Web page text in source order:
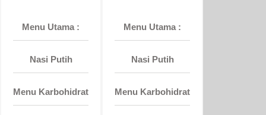
Menu Utama :
Nasi Putih
Menu Karbohidrat
Menu Utama :
Nasi Putih
Menu Karbohidrat